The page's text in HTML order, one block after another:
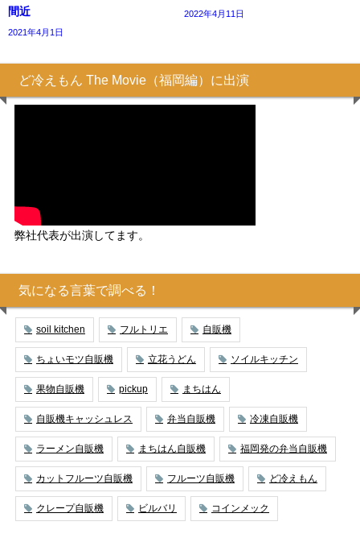
間近
2021年4月1日
2022年4月11日
ど冷えもん The Movie（福岡編）に出演
弊社代表が出演してます。
気になる言葉で調べる！
soil kitchen フルトリエ 自販機
ちょいモツ自販機 立花うどん ソイルキッチン
果物自販機 pickup まちはん
自販機キャッシュレス 弁当自販機 冷凍自販機
ラーメン自販機 まちはん自販機 福岡発の弁当自販機
カットフルーツ自販機 フルーツ自販機 ど冷えもん
クレープ自販機 ビルバリ コインメック